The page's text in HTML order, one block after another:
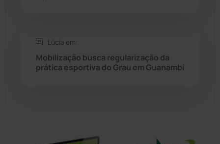
Tanque Novo
Tecnologia (12)
Lúcia em:
Mobilização busca regularização da
prática esportiva do Grau em Guanambi